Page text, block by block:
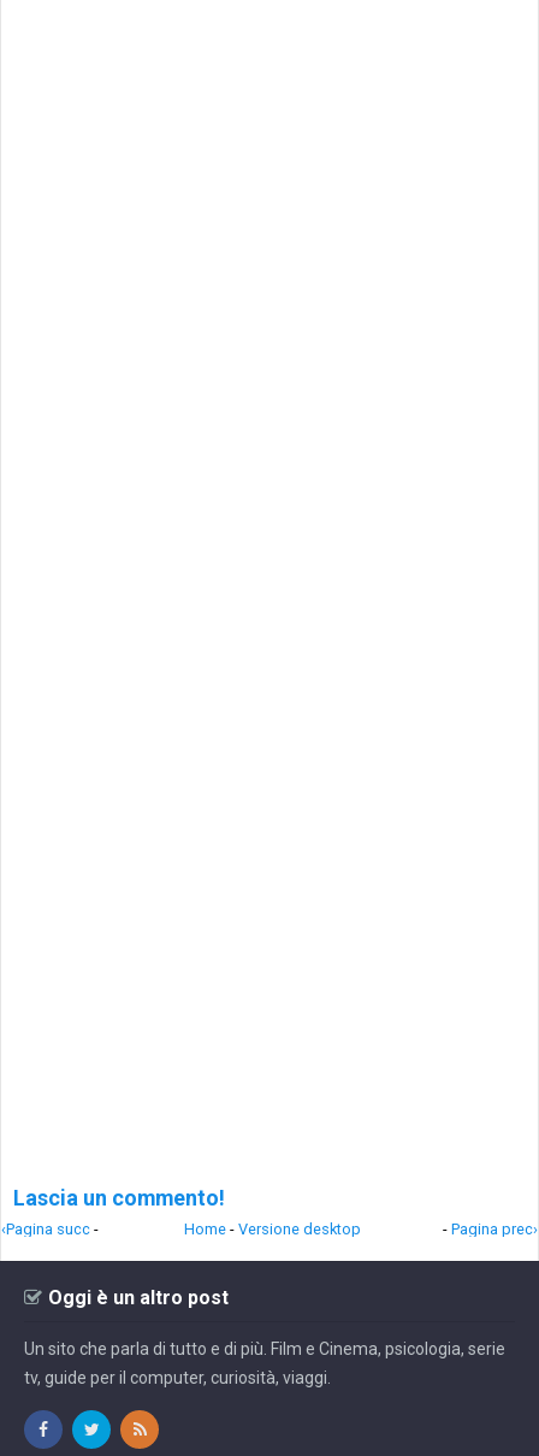
Lascia un commento!
‹Pagina succ - - Pagina prec›
Home - Versione desktop
Oggi è un altro post
Un sito che parla di tutto e di più. Film e Cinema, psicologia, serie
tv, guide per il computer, curiosità, viaggi.